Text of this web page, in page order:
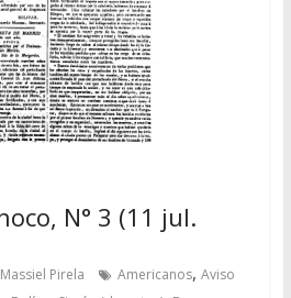
N° 3 (11 jul.
Massiel Pirela Americanos, Aviso